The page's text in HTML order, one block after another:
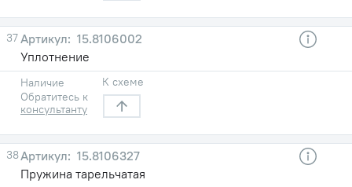
37
15.8106002
Уплотнение
Наличие
Обратитесь к
консультанту
К схеме
38
15.8106327
Пружина тарельчатая